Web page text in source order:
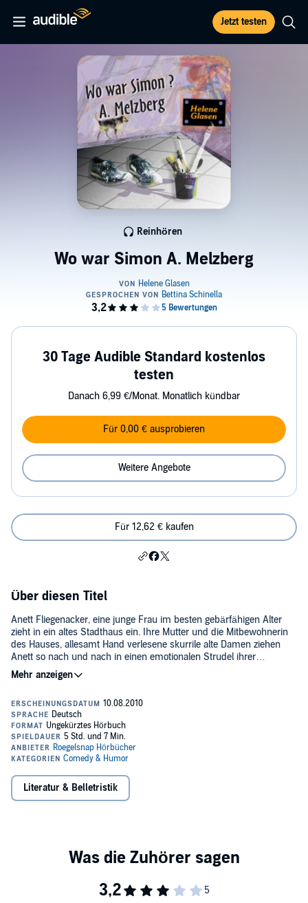
Jetzt testen
Wo war Simon A. Melzberg
Reinhören
30 Tage Audible Standard kostenlos
testen
Danach 6,99 €/Monat. Monatlich kündbar
Für 0,00 € ausprobieren
Weitere Angebote
Für 12,62 € kaufen
Über diesen Titel
Anett Fliegenacker, eine junge Frau im besten gebärfähigen Alter
zieht in ein altes Stadthaus ein. Ihre Mutter und die Mitbewohnerin
des Hauses, allesamt Hand verlesene skurrile alte Damen ziehen
Anett so nach und nach in einen emotionalen Strudel ihrer
verkorksten Vergangenheit. Mehr als es der jungen Frau lieb ist.
Mit dem verschwinden des Mannes ihrer besten Freundin, taucht
Volksmusikerverschnitt bei ihr auf, der sie auf fanatische Weise
verdächtigt, maßgeblich für das Verschwinden von Simon A.
Melzberg verantwortlich zu sein. Gemeinsam mit ihrer alten Liebe,
einem viel zu gut aussehenden dauergrinsenden "biovegetarischem
Beziehungsschaden", der, wie sich herausstellt, viel mehr weiß als
er zu sagen bereit ist, versucht sie das Geheimnis des Hauses, und
Simons Verbleib zu lüften.
©2010 Roegelsnap Hörbücher (P)2010 Roegelsnap Hörbücher
Literatur & Belletristik